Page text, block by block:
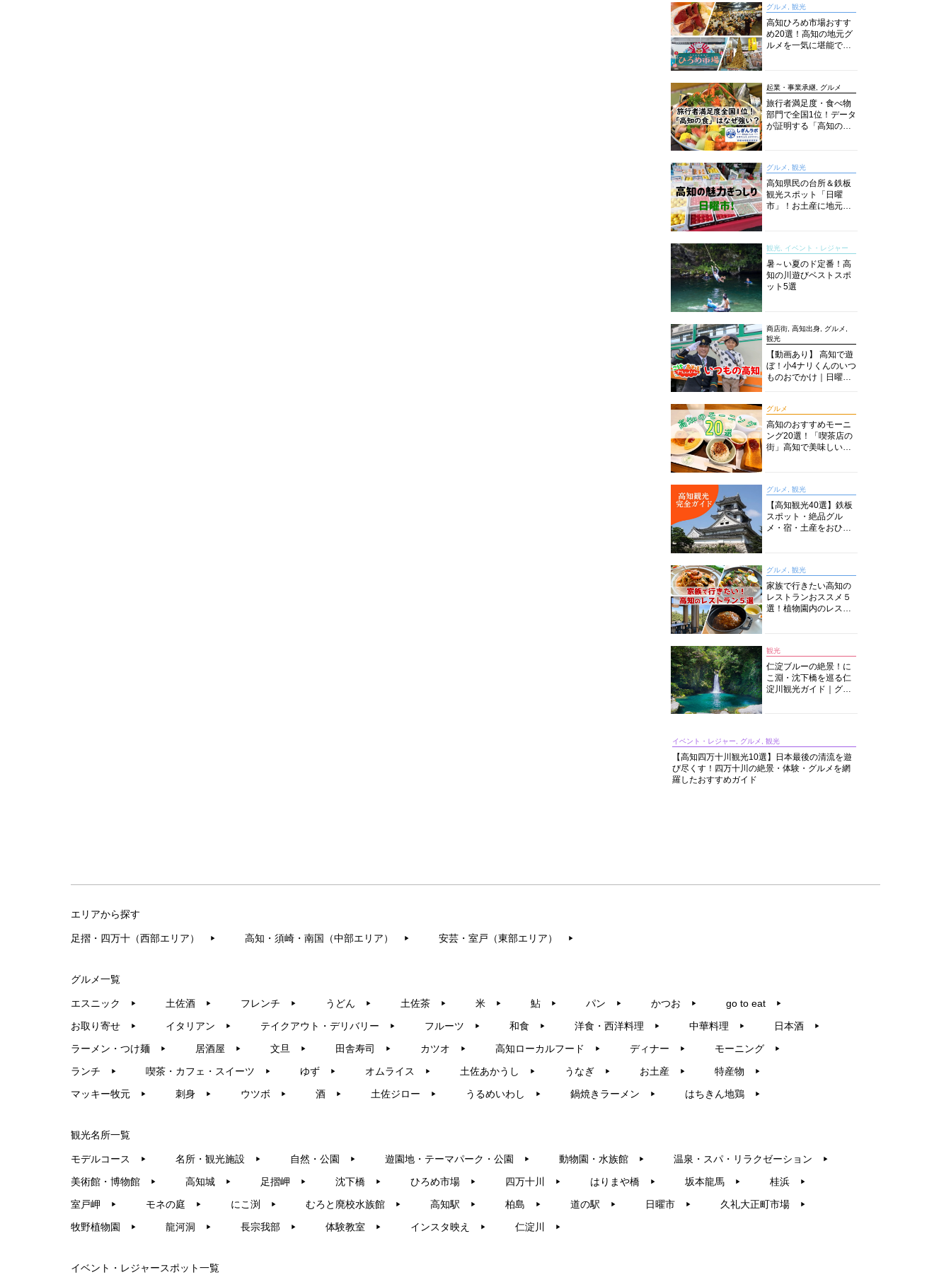
グルメ, 観光
高知ひろめ市場おすす
め20選！高知の地元グ
ルメを一気に堪能でき
起業・事業承継, グルメ
旅行者満足度・食べ物
部門で全国1位！データ
が証明する「高知の
グルメ, 観光
高知県民の台所＆鉄板
観光スポット「日曜
市」！お土産に地元野
説！
観光, イベント・レジャー
暑～い夏のド定番！高
知の川遊びベストスポ
ット5選
商店街, 高知出身, グルメ,
観光
【動画あり】 高知で遊
ぼ！小4ナリくんのいつ
ものおでかけ｜日曜市
グルメ
高知のおすすめモーニ
ング20選！「喫茶店の
街」高知で美味しい喫
グルメ, 観光
【高知観光40選】鉄板
スポット・絶品グル
メ・宿・土産をおひと
グルメ, 観光
家族で行きたい高知の
レストランおススメ５
選！植物園内のレスト
観光
仁淀ブルーの絶景！に
こ淵・沈下橋を巡る仁
淀川観光ガイド｜グル
イベント・レジャー, グルメ, 観光
【高知四万十川観光10選】日本最後の清流を遊
び尽くす！四万十川の絶景・体験・グルメを網
羅したおすすめガイド
エリアから探す
足摺・四万十（西部エリア） ▶︎ 高知・須崎・南国（中部エリア） ▶︎ 安芸・室戸（東部エリア） ▶︎
グルメ一覧
エスニック ▶︎ 土佐酒 ▶︎ フレンチ ▶︎ うどん ▶︎ 土佐茶 ▶︎ 米 ▶︎ 鮎 ▶︎ パン ▶︎ かつお ▶︎ go to eat ▶︎
お取り寄せ ▶︎ イタリアン ▶︎ テイクアウト・デリバリー ▶︎ フルーツ ▶︎ 和食 ▶︎ 洋食・西洋料理 ▶︎ 中華料理 ▶︎ 日本酒 ▶︎
ラーメン・つけ麺 ▶︎ 居酒屋 ▶︎ 文旦 ▶︎ 田舎寿司 ▶︎ カツオ ▶︎ 高知ローカルフード ▶︎ ディナー ▶︎ モーニング ▶︎
ランチ ▶︎ 喫茶・カフェ・スイーツ ▶︎ ゆず ▶︎ オムライス ▶︎ 土佐あかうし ▶︎ うなぎ ▶︎ お土産 ▶︎ 特産物 ▶︎
マッキー牧元 ▶︎ 刺身 ▶︎ ウツボ ▶︎ 酒 ▶︎ 土佐ジロー ▶︎ うるめいわし ▶︎ 鍋焼きラーメン ▶︎ はちきん地鶏 ▶︎
観光名所一覧
モデルコース ▶︎ 名所・観光施設 ▶︎ 自然・公園 ▶︎ 遊園地・テーマパーク・公園 ▶︎ 動物園・水族館 ▶︎ 温泉・スパ・リラクゼーション ▶︎
美術館・博物館 ▶︎ 高知城 ▶︎ 足摺岬 ▶︎ 沈下橋 ▶︎ ひろめ市場 ▶︎ 四万十川 ▶︎ はりまや橋 ▶︎ 坂本龍馬 ▶︎ 桂浜 ▶︎
室戸岬 ▶︎ モネの庭 ▶︎ にこ渕 ▶︎ むろと廃校水族館 ▶︎ 高知駅 ▶︎ 柏島 ▶︎ 道の駅 ▶︎ 日曜市 ▶︎ 久礼大正町市場 ▶︎
牧野植物園 ▶︎ 龍河洞 ▶︎ 長宗我部 ▶︎ 体験教室 ▶︎ インスタ映え ▶︎ 仁淀川 ▶︎
イベント・レジャースポット一覧